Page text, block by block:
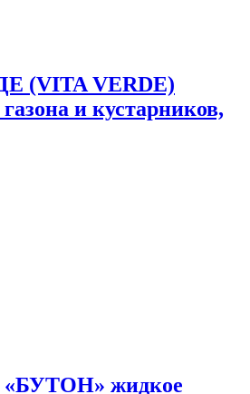
(VITA VERDE)
и кустарников,
жидкое